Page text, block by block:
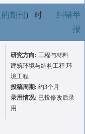
期刊 ) 时
纠错举
报
研究方向: 工程与材料
建筑环境与结构工程 环
境工程
投稿周期: 约3个月
录用情况: 已投修改后录
用